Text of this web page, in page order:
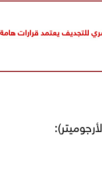
للتجديف يعتمد قرارات